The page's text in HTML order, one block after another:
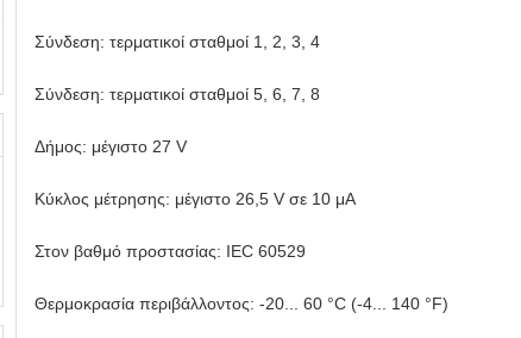
Σύνδεση: τερματικοί σταθμοί 1, 2, 3, 4
Σύνδεση: τερματικοί σταθμοί 5, 6, 7, 8
Δήμος: μέγιστο 27 V
Κύκλος μέτρησης: μέγιστο 26,5 V σε 10 μA
Στον βαθμό προστασίας: IEC 60529
Θερμοκρασία περιβάλλοντος: -20... 60 °C (-4... 140 °F)